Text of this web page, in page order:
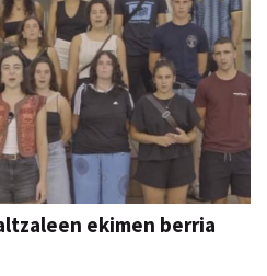
ekimen berria